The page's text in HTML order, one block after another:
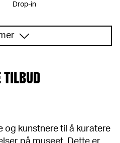
Drop-in
TILBUD
og kunstnere til å kuratere